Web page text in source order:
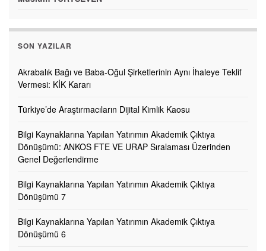
SON YAZILAR
Akrabalık Bağı ve Baba-Oğul Şirketlerinin Aynı İhaleye Teklif
Vermesi: KİK Kararı
Türkiye’de Araştırmacıların Dijital Kimlik Kaosu
Bilgi Kaynaklarına Yapılan Yatırımın Akademik Çıktıya
Dönüşümü: ANKOS FTE VE URAP Sıralaması Üzerinden
Genel Değerlendirme
Bilgi Kaynaklarına Yapılan Yatırımın Akademik Çıktıya
Dönüşümü 7
Bilgi Kaynaklarına Yapılan Yatırımın Akademik Çıktıya
Dönüşümü 6